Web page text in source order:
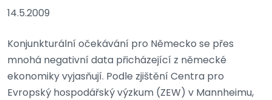
14.5.2009
Konjunkturální očekávání pro Německo se přes
mnohá negativní data přicházející z německé
ekonomiky vyjasňují. Podle zjištění Centra pro
Evropský hospodářský výzkum (ZEW) v Mannheimu,